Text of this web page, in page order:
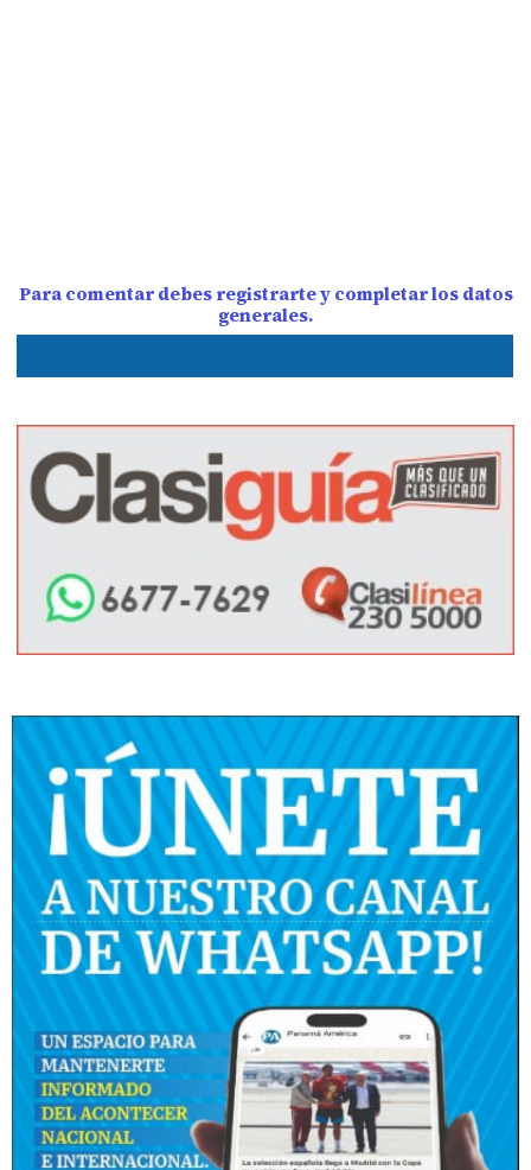
Para comentar debes registrarte y completar los datos
generales.